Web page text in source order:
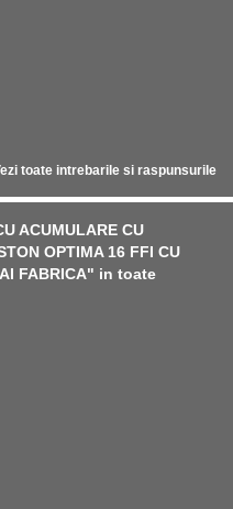
toate intrebarile si raspunsurile
ACUMULARE CU
OPTIMA 16 FFI CU
FABRICA" in toate